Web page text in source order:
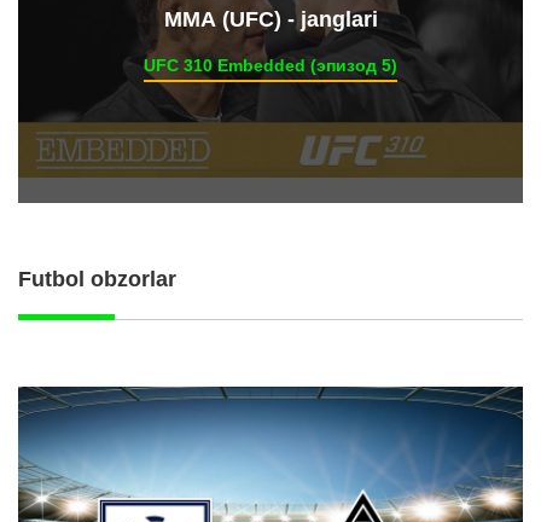
ММА (UFC) - janglari
UFC 310 Embedded (эпизод 5)
Futbol obzorlar